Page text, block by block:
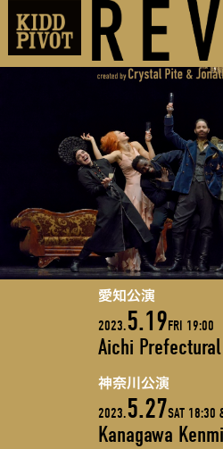
愛知公演
2023.5.19FRI 19:00
Aichi
神奈川公演
2023.5.27SAT 18:30
Kanagawa